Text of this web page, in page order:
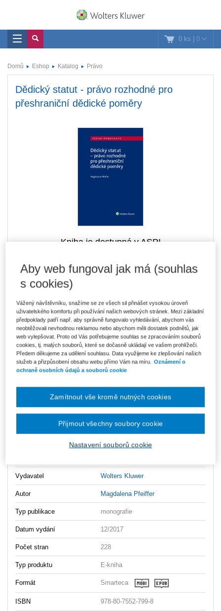
0 ks | 0
Domů Eshop Katalog Právo
Dědický statut - právo rozhodné pro
přeshraniční dědické poměry
Kniha je dostupná v ASPI
E-kniha Smarteca + soubory ke stažení
Co je Smarteca?
Kde najdu soubory e-knih?
Upozorňujeme, že v období od 1.8. do 21.8. z technických
důvodů nemůžeme vystavovat daňové doklady. Budou vám
zaslány dodatečně e-mailem.
Ke stažení
UKÁZKA - Dědický statut
OBSAH - Dědický statut
Vydavatel Wolters Kluwer
Autor Magdalena Pfeiffer
Typ publikace monografie
Datum vydání 12/2017
Počet stran 228
Typ produktu E-kniha
Formát Smarteca
ISBN 978-80-7552-799-8
Aby web fungoval jak má (souhlas
s cookies)
Vážený návštěvníku, snažíme se ze všech sil přinášet vysokou úroveň
uživatelského komfortu při používání našich webových stránek. Mezi základní
předpoklady patří např. aby správně fungovalo vyhledávání, abychom vás
neobtěžovali nevhodnou reklamou nebo abychom měli dostatek podnětů, jak
web vylepšovat. Proto od Vás potřebujeme souhlas se zpracováním souborů
cookies, tj. malých souborů, které se dočasně ukládají ve vašem prohlížeči.
Předem děkujeme za udělení souhlasu. Data využijeme ke zlepšování našich
služeb a přizpůsobení obsahu webu přímo Vám na míru.
Oznámení o
ochraně osobních údajů a souborů cookie
Nastavení souborů cookie
Zamítnout vše kromě nutných cookies
Přijmout všechny soubory cookie